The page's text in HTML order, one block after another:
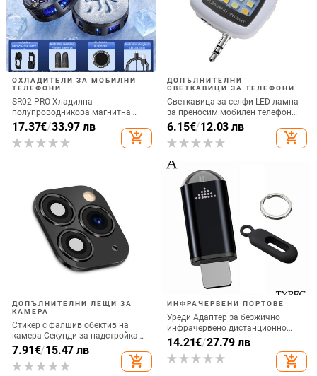
ОХЛАДИТЕЛИ ЗА МОБИЛНИ
ТЕЛЕФОНИ
SR02 PRO Хладилна
полупроводникова магнитна
задна щипка за мобилен телефон
Радиатор за игра на живо
Цифров дисплей Директна
17.37€/33.97 лв
add_shopping_cart
ДОПЪЛНИТЕЛНИ
СВЕТКАВИЦИ ЗА ТЕЛЕФОНИ
Светкавица за селфи LED лампа
за преносим мобилен телефон
Запълваща светлина за
фотография, акумулаторна
6.15€/12.03 лв
add_shopping_cart
ДОПЪЛНИТЕЛНИ ЛЕЩИ ЗА
КАМЕРА
Стикер с фалшив обектив на
камера Секунди за надстройка
на iPhone телефон Протектор на
екрана за iPhone X / XS Max
Смяна на iPhone 11 pro Max
7.91€/15.47 лв
add_shopping_cart
ИНФРАЧЕРВЕНИ ПОРТОВЕ
Уреди Адаптер за безжично
инфрачервено дистанционно
управление Интелигентно
приложение за управление на
телефона Инфрачервен
предавател за IPhone и Android
14.21€/27.79 лв
add_shopping_cart